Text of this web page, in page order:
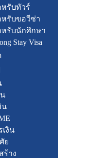
หรับทัวร์
หรับขอวีซ่า
หรับนักศึกษา
Stay Visa
น
งิน
ย
ร้าง